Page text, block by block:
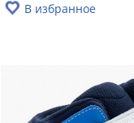
В избранное